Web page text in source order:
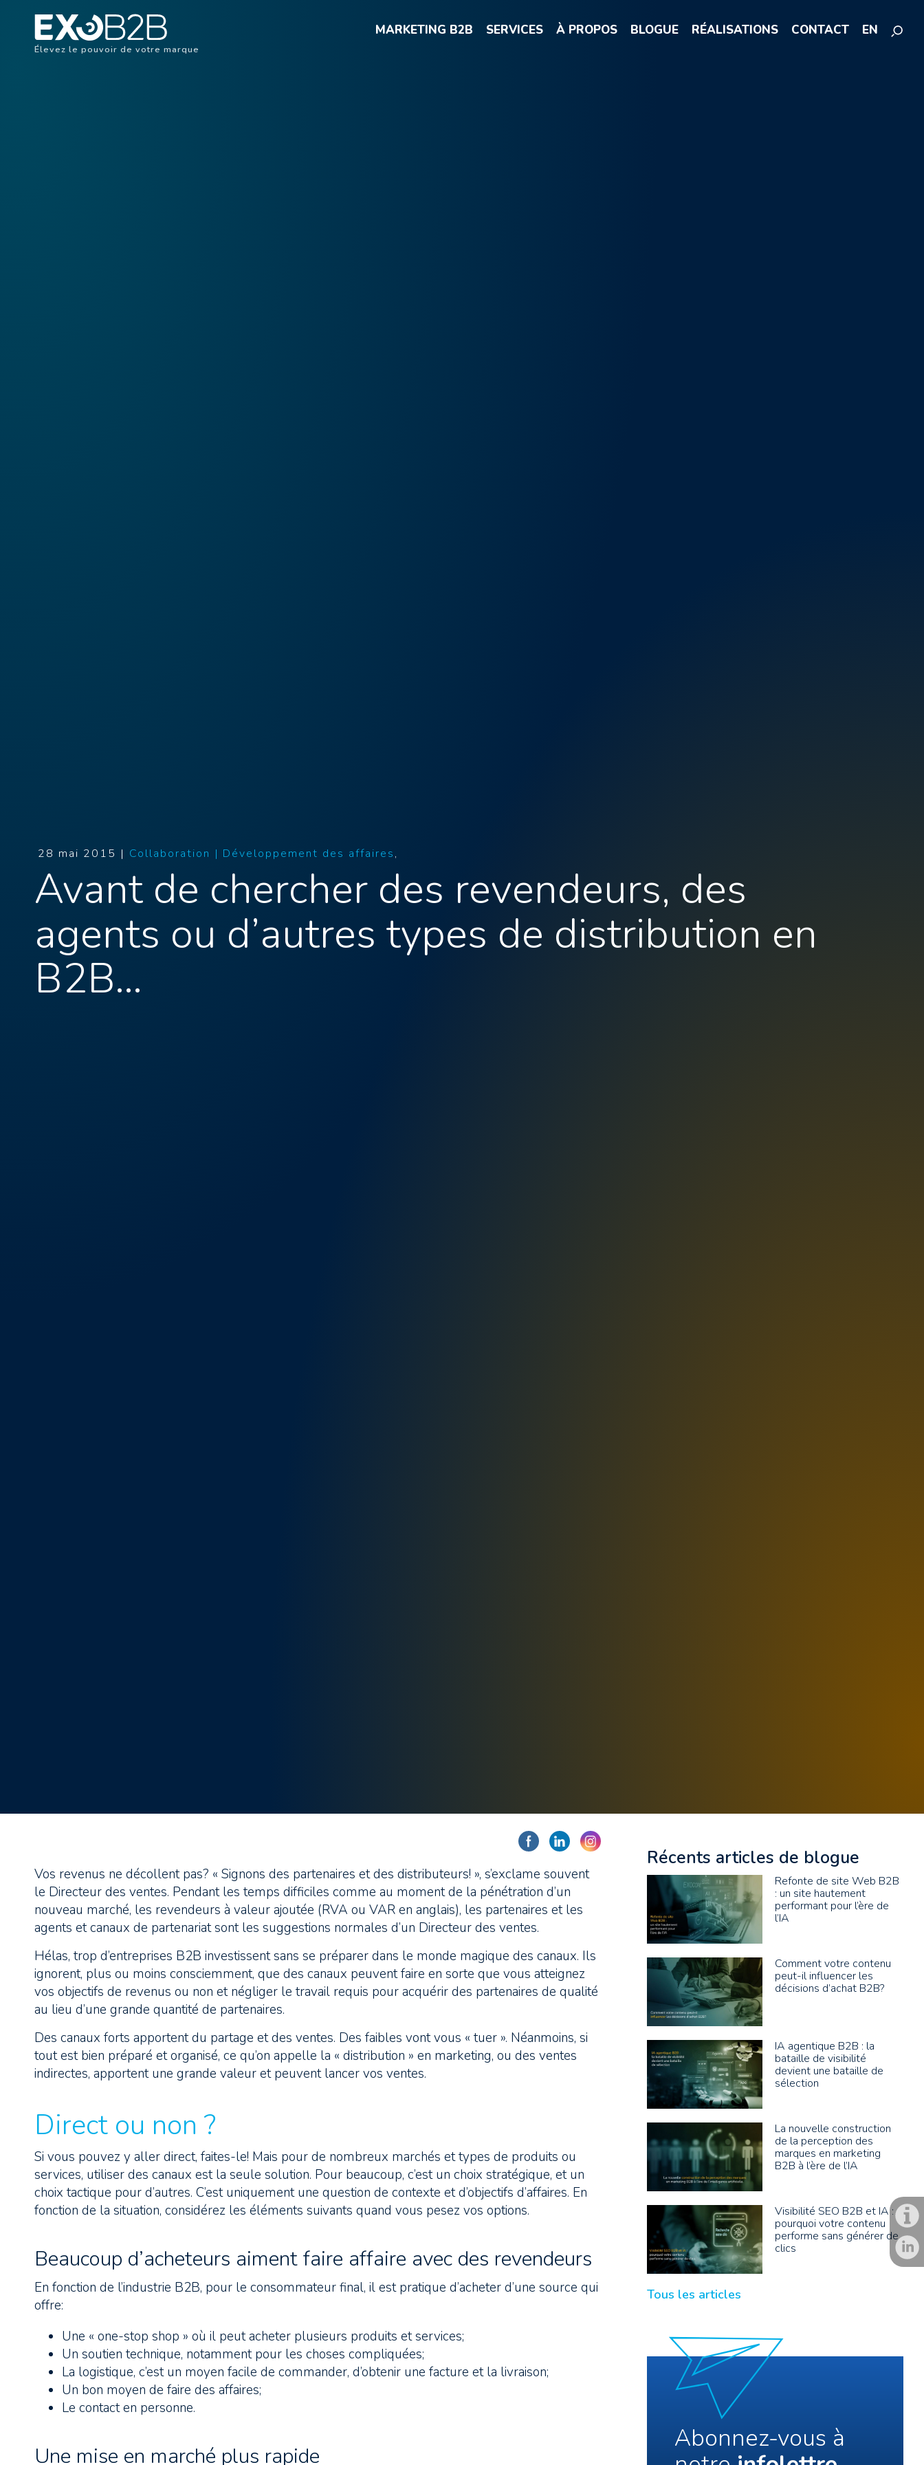
Élevez le pouvoir de votre marque
MARKETING B2B SERVICES À PROPOS BLOGUE RÉALISATIONS CONTACT EN
28 mai 2015 | Collaboration | Développement des affaires
Avant de chercher des revendeurs, des
agents ou d’autres types de distribution en
B2B…
Vos revenus ne décollent pas? « Signons des partenaires et des distributeurs! », s’exclame souvent
le Directeur des ventes. Pendant les temps difficiles comme au moment de la pénétration d’un
nouveau marché, les revendeurs à valeur ajoutée (RVA ou VAR en anglais), les partenaires et les
agents et canaux de partenariat sont les suggestions normales d’un Directeur des ventes.
Hélas, trop d’entreprises B2B investissent sans se préparer dans le monde magique des canaux. Ils
ignorent, plus ou moins consciemment, que des canaux peuvent faire en sorte que vous atteignez
vos objectifs de revenus ou non et négliger le travail requis pour acquérir des partenaires de qualité
au lieu d’une grande quantité de partenaires.
Des canaux forts apportent du partage et des ventes. Des faibles vont vous « tuer ». Néanmoins, si
tout est bien préparé et organisé, ce qu’on appelle la « distribution » en marketing, ou des ventes
indirectes, apportent une grande valeur et peuvent lancer vos ventes.
Direct ou non ?
Si vous pouvez y aller direct, faites-le! Mais pour de nombreux marchés et types de produits ou
services, utiliser des canaux est la seule solution. Pour beaucoup, c’est un choix stratégique, et un
choix tactique pour d’autres. C’est uniquement une question de contexte et d’objectifs d’affaires. En
fonction de la situation, considérez les éléments suivants quand vous pesez vos options.
Beaucoup d’acheteurs aiment faire affaire avec des revendeurs
En fonction de l’industrie B2B, pour le consommateur final, il est pratique d’acheter d’une source qui
offre:
Une « one-stop shop » où il peut acheter plusieurs produits et services;
Un soutien technique, notamment pour les choses compliquées;
La logistique, c’est un moyen facile de commander, d’obtenir une facture et la livraison;
Un bon moyen de faire des affaires;
Le contact en personne.
Une mise en marché plus rapide
Récents articles de blogue
Refonte de site Web B2B
: un site hautement
performant pour l’ère de
l’IA
Comment votre contenu
peut-il influencer les
décisions d’achat B2B?
IA agentique B2B : la
bataille de visibilité
devient une bataille de
sélection
La nouvelle construction
de la perception des
marques en marketing
B2B à l’ère de l’IA
Visibilité SEO B2B et IA :
pourquoi votre contenu
performe sans générer de
clics
Tous les articles
Abonnez-vous à